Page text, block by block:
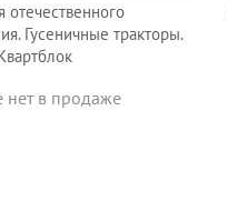
отечественного
Гусеничные тракторы.
нет в продаже